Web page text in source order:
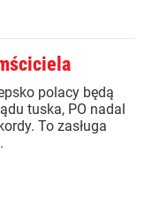
polacy będą
tuska, PO nadal
To zasługa